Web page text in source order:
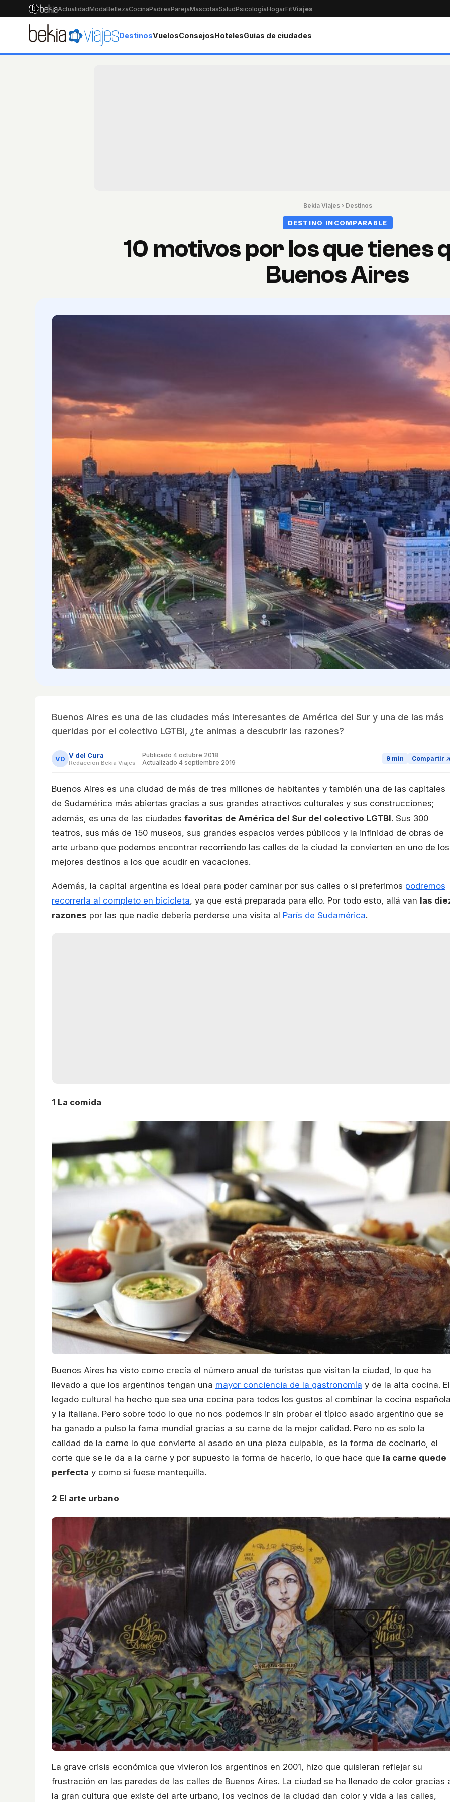
ActualidadModaBellezaCocinaPadresParejaMascotasSaludPsicologíaHogarFitViajes
DestinosVuelosConsejosHotelesGuías de ciudades
Bekia Viajes› Destinos
DESTINO INCOMPARABLE
10 motivos por los que tienes
Buenos Aires
Buenos Aires es una de las ciudades más interesantes de América del Sur y una de las más
queridas por el colectivo LGTBI, ¿te animas a descubrir las razones?
VD V del Cura
Redacción Bekia Viajes
Publicado 4 octubre 2018
Actualizado 4 septiembre 2019
9 min Compartir ↗
Buenos Aires es una ciudad de más de tres millones de habitantes y también una de las capitales
de Sudamérica más abiertas gracias a sus grandes atractivos culturales y sus construcciones;
además, es una de las ciudades favoritas de América del Sur del colectivo LGTBI. Sus 300
teatros, sus más de 150 museos, sus grandes espacios verdes públicos y la infinidad de obras de
arte urbano que podemos encontrar recorriendo las calles de la ciudad la convierten en uno de los
mejores destinos a los que acudir en vacaciones.
Además, la capital argentina es ideal para poder caminar por sus calles o si preferimos podremos
recorrerla al completo en bicicleta , ya que está preparada para ello. Por todo esto, allá van las
razones por las que nadie debería perderse una visita al París de Sudamérica.
1 La comida
Buenos Aires ha visto como crecía el número anual de turistas que visitan la ciudad, lo que ha
llevado a que los argentinos tengan una mayor conciencia de la gastronomía y de la alta cocina. El
legado cultural ha hecho que sea una cocina para todos los gustos al combinar la cocina
y la italiana. Pero sobre todo lo que no nos podemos ir sin probar el típico asado argentino que se
ha ganado a pulso la fama mundial gracias a su carne de la mejor calidad. Pero no es solo la
calidad de la carne lo que convierte al asado en una pieza culpable, es la forma de cocinarlo, el
corte que se le da a la carne y por supuesto la forma de hacerlo, lo que hace que la carne quede
perfecta y como si fuese mantequilla.
2 El arte urbano
La grave crisis económica que vivieron los argentinos en 2001, hizo que quisieran reflejar su
frustración en las paredes de las calles de Buenos Aires. La ciudad se ha llenado de color gracias
la gran cultura que existe del arte urbano, los vecinos de la ciudad dan color y vida a las calles,